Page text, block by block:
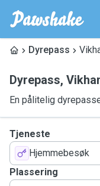
Dyrepass
Dyrepass,
En pålitelig
Tjeneste
Hjemmebesøk
Plassering